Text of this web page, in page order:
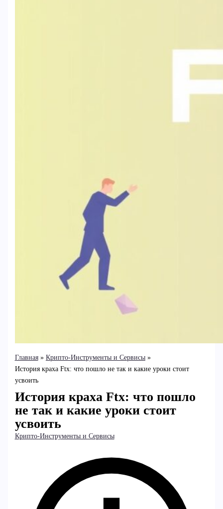
Главная
Крипто-Инструменты и Сервисы
История краха Ftx: что пошло не так и какие уроки стоит
усвоить
История краха Ftx: что пошло
не так и какие уроки стоит
усвоить
Крипто-Инструменты и Сервисы